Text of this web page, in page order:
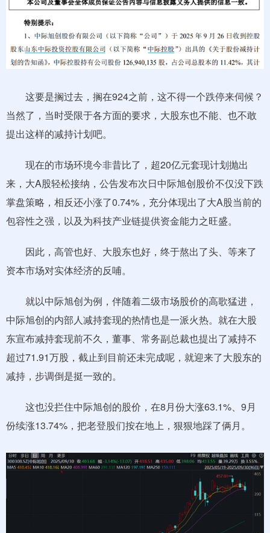
这要是搁过去，搁在924之前，这不得一个跌停来伺候？
当然了，当时受限于各方面的要求，大股东也不能、也不敢
提出这样的减持计划吧。
现在的市场环境今非昔比了，超20亿元套现计划抛出
来，大A股轻松接纳，公告发布次日中际旭创股价不仅没下跌
掌盘策略，相反还小涨了0.74%，充分体现出了大A股当前的
包容性之强，以及为科技产业链提供资金能力之旺盛。
因此，高管也好、大股东也好，终于熬出了头、等来了
资本市场对实体经济的反哺。
就以中际旭创为例，伴随着二级市场股价的高歌猛进，
中际旭创的内部人减持套现的热情也是一派火热。就在大股
东宣布减持套现前不久，董事、常务副总裁也提出了减持不
超过71.91万股，截止到目前还未完成呢，就迎来了大股东的
减持，步调倒是挺一致的。
这也没拦住中际旭创的股价，在8月份大涨63.1%、9月
份续涨13.74%，把老登股们按在地上，狠狠地踩了俩月。